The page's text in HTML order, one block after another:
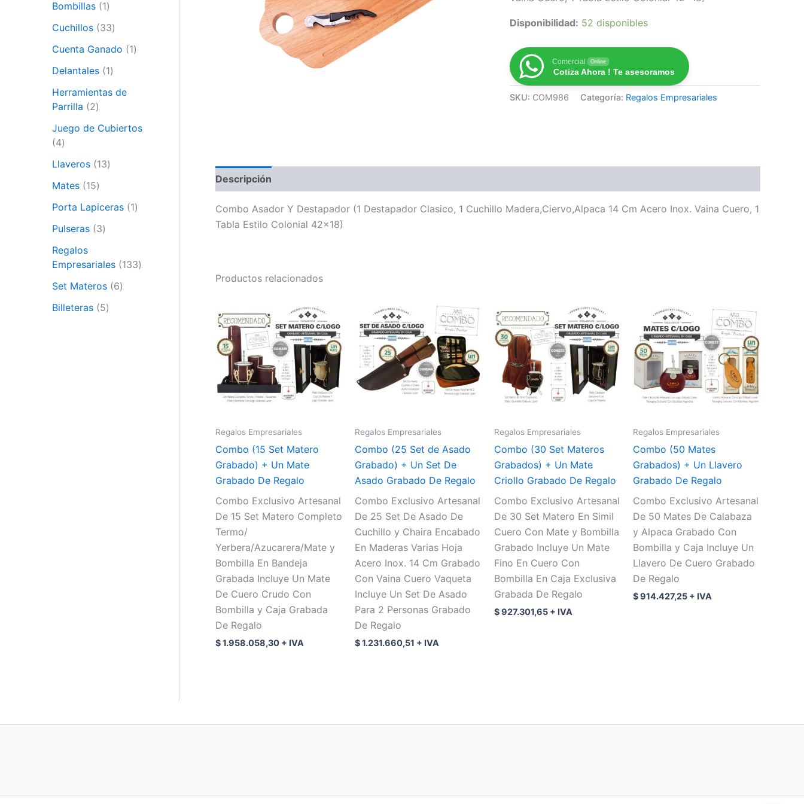
Bombillas 1
Cuchillos 33
Cuenta Ganado 1
Delantales 1
Herramientas de
Parrilla
2
Juego de Cubiertos
4
Llaveros 13
Mates 15
Porta Lapiceras 1
Pulseras 3
Regalos
Empresariales 133
Set Materos 6
Billeteras 5
Disponibilidad: 52 disponibles
Comercial Online
Cotiza Ahora ! Te asesoramos
SKU: COM986 Categoría: Regalos Empresariales
Descripción
Combo Asador Y Destapador (1 Destapador Clasico, 1 Cuchillo Madera,Ciervo,Alpaca 14 Cm Acero Inox. Vaina Cuero, 1
Tabla Estilo Colonial 42×18)
Productos relacionados
Regalos Empresariales
Combo (15 Set Matero
Grabado) + Un Mate
Grabado De Regalo
Combo Exclusivo Artesanal
De 15 Set Matero Completo
Termo/
Yerbera/Azucarera/Mate y
Bombilla En Bandeja
Grabada Incluye Un Mate
De Cuero Crudo Con
Bombilla y Caja Grabada
De Regalo
$1.958.058,30 + IVA
Regalos Empresariales
Combo (25 Set de Asado
Grabado) + Un Set De
Asado Grabado De Regalo
Combo Exclusivo Artesanal
De 25 Set De Asado De
Cuchillo y Chaira Encabado
En Maderas Varias Hoja
Acero Inox. 14 Cm Grabado
Con Vaina Cuero Vaqueta
Incluye Un Set De Asado
Para 2 Personas Grabado
De Regalo
$1.231.660,51 + IVA
Regalos Empresariales
Combo (30 Set Materos
Grabados) + Un Mate
Criollo Grabado De Regalo
Combo Exclusivo Artesanal
De 30 Set Matero En Simil
Cuero Con Mate y Bombilla
Grabado Incluye Un Mate
Fino En Cuero Con
Bombilla En Caja Exclusiva
Grabada De Regalo
$927.301,65 + IVA
Regalos Empresariales
Combo (50 Mates
Grabados) + Un Llavero
Grabado De Regalo
Combo Exclusivo Artesanal
De 50 Mates De Calabaza
y Alpaca Grabado Con
Bombilla y Caja Incluye Un
Llavero De Cuero Grabado
De Regalo
$914.427,25 + IVA